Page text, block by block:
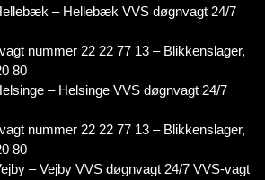
– Hellebæk VVS døgnvagt 24/7
nummer 22 22 77 13 – Blikkenslager,
80
– Helsinge VVS døgnvagt 24/7
nummer 22 22 77 13 – Blikkenslager,
80
– Vejby VVS døgnvagt 24/7 VVS-vagt